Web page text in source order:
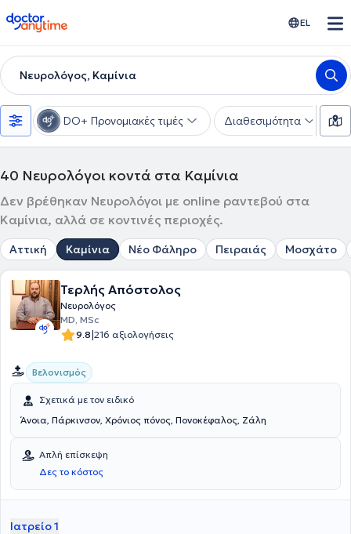
doctoranytime EL
Νευρολόγος, Καμίνια
DO+ Προνομιακές τιμές Διαθεσιμότητα
40 Νευρολόγοι κοντά στα Καμίνια
Δεν βρέθηκαν Νευρολόγοι με online ραντεβού στα
Καμίνια, αλλά σε κοντινές περιοχές.
Αττική Καμίνια Νέο Φάληρο Πειραιάς Μοσχάτο
Τερλής Απόστολος
Νευρολόγος
MD, MSc
9.8|216 αξιολογήσεις
Βελονισμός
Σχετικά με τον ειδικό
Άνοια, Πάρκινσον, Χρόνιος πόνος, Πονοκέφαλος, Ζάλη
Απλή επίσκεψη
Δες το κόστος
Ιατρείο 1